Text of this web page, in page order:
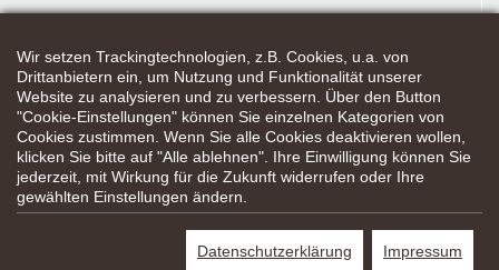
Wir sind Partner von
Weitere Partner
Wir setzen Trackingtechnologien, z.B. Cookies, u.a. von
Drittanbietern ein, um Nutzung und Funktionalität unserer
Website zu analysieren und zu verbessern. Über den Button
"Cookie-Einstellungen" können Sie einzelnen Kategorien von
Cookies zustimmen. Wenn Sie alle Cookies deaktivieren wollen,
klicken Sie bitte auf "Alle ablehnen". Ihre Einwilligung können Sie
jederzeit, mit Wirkung für die Zukunft widerrufen oder Ihre
gewählten Einstellungen ändern.
Datenschutzerklärung Impressum